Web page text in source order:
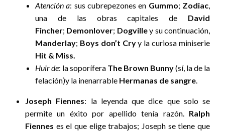
Atención a: sus cubrepezones en Gummo; Zodiac,
una de las obras capitales de David
Fincher; Demonlover; Dogvilley su continuación,
Manderlay; Boys don’t Cryy la curiosa miniserie
Hit & Miss.
Huir de: la soporífera The Brown Bunny(sí, la de la
felación)y la inenarrable Hermanas de sangre.
Joseph Fiennes: la leyenda que dice que solo se
permite un éxito por apellido tenía razón. Ralph
Fiennes es el que elige trabajos; Joseph se tiene que